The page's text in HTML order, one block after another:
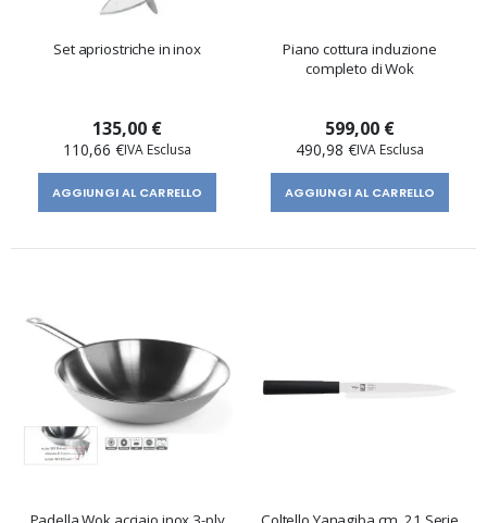
Set apriostriche in inox
135,00 €
110,66 €
AGGIUNGI AL CARRELLO
Piano cottura induzione
completo di Wok
599,00 €
490,98 €
AGGIUNGI AL CARRELLO